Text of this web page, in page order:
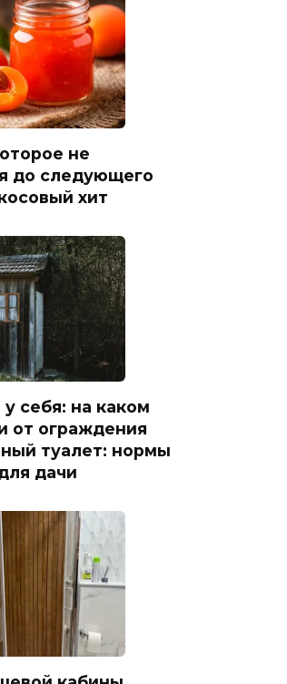
не
до следующего
хит
себя: на каком
от ограждения
туалет: нормы
дачи